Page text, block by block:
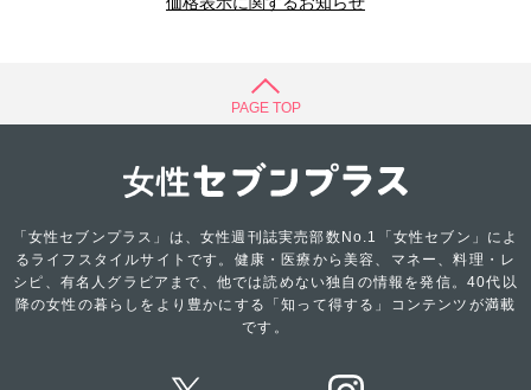
PAGE TOP
「女性セブンプラス」は、女性週刊誌実売部数No.1「女性セブン」によ
るライフスタイルサイトです。健康・医療から美容、マネー、料理・レ
シピ、有名人グラビアまで、他では読めない独自の情報を発信。40代以
降の女性の暮らしをより豊かにする「知って得する」コンテンツが満載
です。